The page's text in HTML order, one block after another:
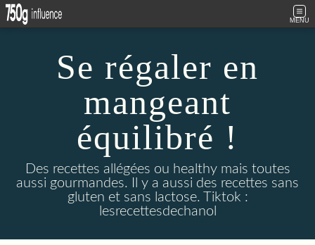
MENU
Se régaler en
mangeant
équilibré !
Des recettes allégées ou healthy mais toutes
aussi gourmandes. Il y a aussi des recettes sans
gluten et sans lactose. Tiktok :
lesrecettesdechanol